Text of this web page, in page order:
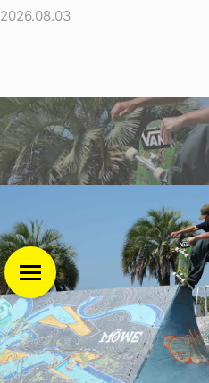
2026.08.03